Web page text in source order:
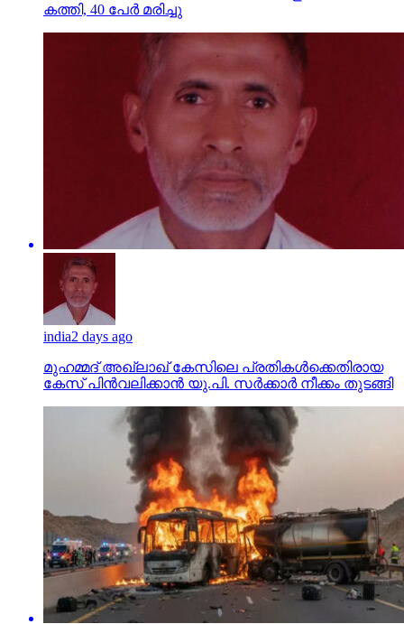
കത്തി, 40 പേര്‍ മരിച്ചു
india2 days ago
മുഹമ്മദ് അഖ്‌ലാഖ് കേസിലെ പ്രതികള്‍ക്കെതിരായ
കേസ് പിന്‍വലിക്കാന്‍ യു.പി. സര്‍ക്കാര്‍ നീക്കം തുടങ്ങി